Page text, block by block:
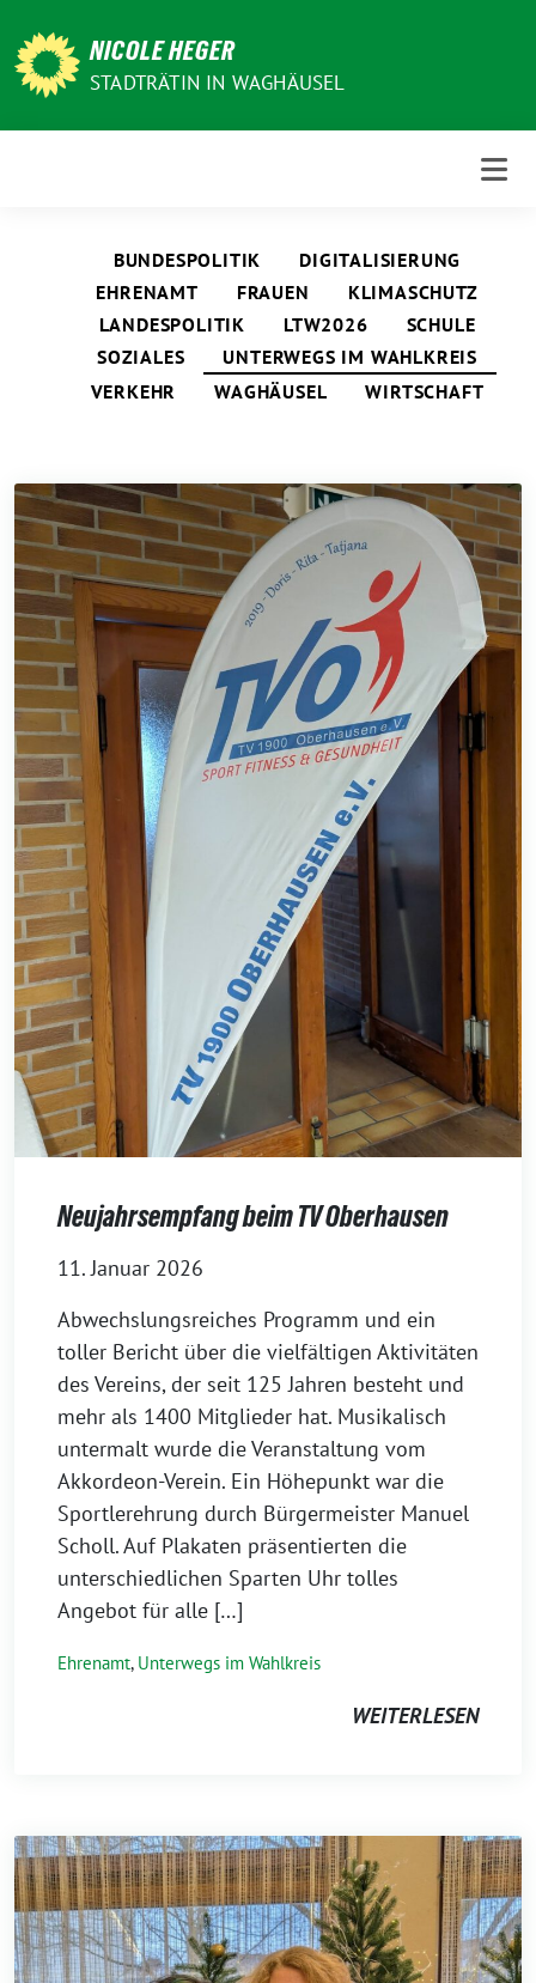
zum
Inhalt
NICOLE HEGER
STADTRÄTIN IN WAGHÄUSEL
BUNDESPOLITIK
DIGITALISIERUNG
EHRENAMT
FRAUEN
KLIMASCHUTZ
LANDESPOLITIK
LTW2026
SCHULE
SOZIALES
UNTERWEGS IM WAHLKREIS
VERKEHR
WAGHÄUSEL WIRTSCHAFT
Neujahrsempfang beim TV Oberhausen
11. Januar 2026
Abwechslungsreiches Programm und ein
toller Bericht über die vielfältigen Aktivitäten
des Vereins, der seit 125 Jahren besteht und
mehr als 1400 Mitglieder hat. Musikalisch
untermalt wurde die Veranstaltung vom
Akkordeon-Verein. Ein Höhepunkt war die
Sportlerehrung durch Bürgermeister Manuel
Scholl. Auf Plakaten präsentierten die
unterschiedlichen Sparten Uhr tolles
Angebot für alle […]
Ehrenamt, Unterwegs im Wahlkreis
WEITERLESEN